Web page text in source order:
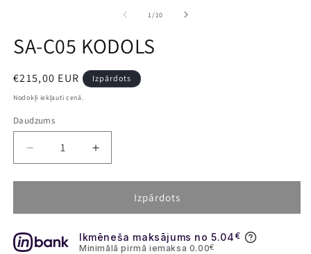
1 /no
10
SA-C05 KODOLS
Parastā
cena
€215,00 EUR Izpārdots
Nodokļi iekļauti cenā.
Daudzums
Decrease
quantity
for
C05
Increase
quantity
for
C05
Izpārdots
Ikmēneša maksājums no 5.04 €
Minimālā pirmā iemaksa 0.00€